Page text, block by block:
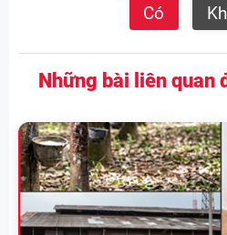
Có
Những bài liên quan